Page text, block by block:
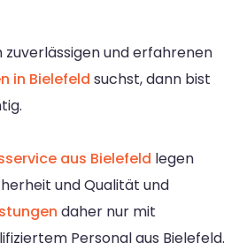
zuverlässigen und erfahrenen
in Bielefeld suchst, dann bist
aus Bielefeld legen
und Qualität und
daher nur mit
Personal aus Bielefeld.